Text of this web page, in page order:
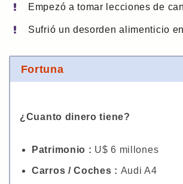
Empezó a tomar lecciones de
Sufrió un desorden alimenticio
Fortuna
¿Cuanto dinero tiene?
Patrimonio : U$ 6 millones
Carros / Coches : Audi A4